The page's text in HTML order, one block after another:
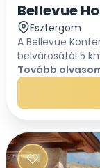
Bellevue
Esztergom
A Bellevue
belvárosától 5
csodálatos
meglepő
Tovább